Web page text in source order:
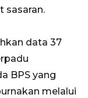
sasaran.
data 37
BPS yang
melalui